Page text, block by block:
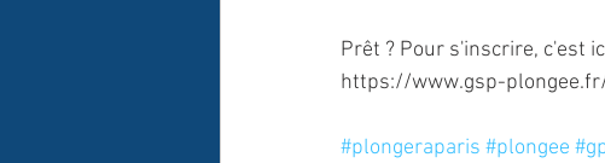
Prêt ? Pour s'inscrire, c'est
https://www.gsp-
#plongeraparis #plongee